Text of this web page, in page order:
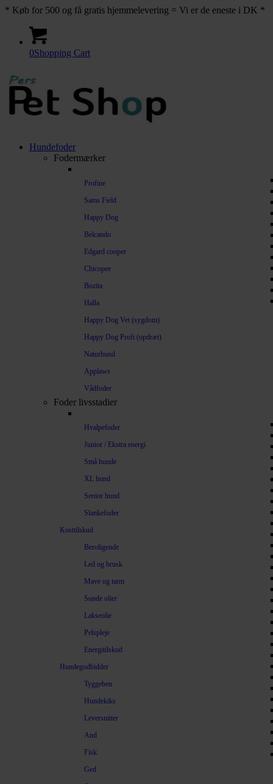
* Køb for 500 og få gratis hjemmelevering = Vi er de eneste i DK *
0Shopping Cart
Hundefoder
Fodermærker
Profine
Sams Field
Happy Dog
Belcando
Edgard cooper
Chicopee
Bozita
Halla
Happy Dog Vet (sygdom)
Happy Dog Profi (opdræt)
Naturhund
Applaws
Vådfoder
Foder livsstadier
Hvalpefoder
Junior / Ekstra energi
Små hunde
XL hund
Senior hund
Slankefoder
Kosttilskud
Beroligende
Led og brusk
Mave og tarm
Sunde olier
Lakseolie
Pelspleje
Energitilskud
Hundegodbidder
Tyggeben
Hundekiks
Leversnitter
And
Fisk
Ged